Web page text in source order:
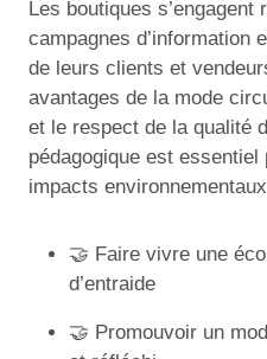
Les boutiques
campagnes d’information
de leurs clients et
avantages de la mode
et le respect de la qualité
pédagogique est
impacts
🤝 Faire vivre une
d’entraide
🤝 Promouvoir un